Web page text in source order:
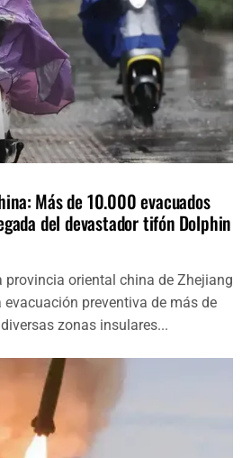
Más de 10.000 evacuados
del devastador tifón Dolphin
provincia oriental china de Zhejiang
preventiva de más de
zonas insulares...